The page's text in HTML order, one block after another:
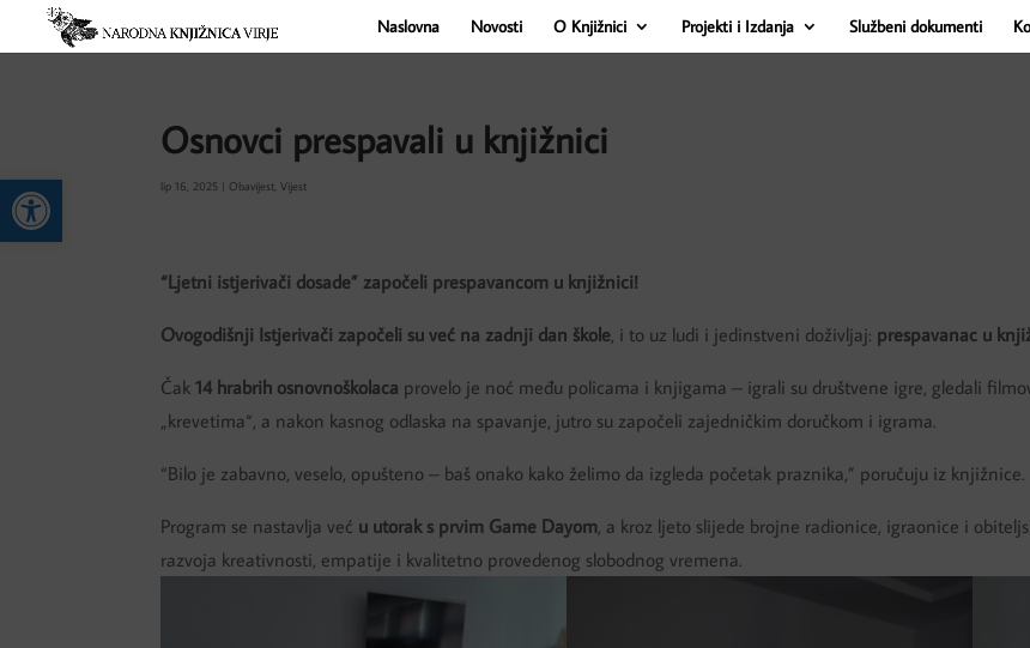
Open toolbar
Naslovna Novosti O Knjižnici Projekti i Izdanja Službeni dokumenti
Osnovci prespavali u knjižnici
lip 16, 2025 | Obavijest ,Vijest
“Ljetni istjerivači dosade” započeli prespavancom u knjižnici!
Ovogodišnji Istjerivači započeli su već na zadnji dan škole, i to uz ludi i jedinstveni doživljaj: prespavanac u
Čak14 hrabrih osnovnoškolaca provelo je noć među policama i knjigama – igrali su društvene igre, gledali
„krevetima“, a nakon kasnog odlaska na spavanje, jutro su započeli zajedničkim doručkom i igrama.
“Bilo je zabavno, veselo, opušteno – baš onako kako želimo da izgleda početak praznika,” poručuju iz knjižnice.
Program se nastavlja već u utorak s prvim Game Dayom, a kroz ljeto slijede brojne radionice, igraonice i
razvoja kreativnosti, empatije i kvalitetno provedenog slobodnog vremena.